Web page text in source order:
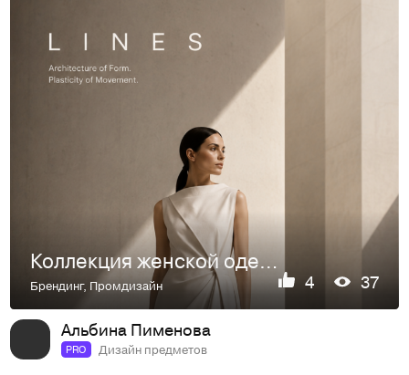
Коллекция женской одежды "LINES" Architecture of Form.
Брендинг, Промдизайн 4 37
Альбина Пименова
PRO Дизайн предметов